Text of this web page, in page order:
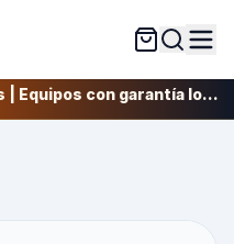
Ofertas por Fiestas Patrias | Equipos con garantía local y respaldo técnico real | Atención y envíos 24/7 | siempre listos para ayudarte | Únete a nuestra gran comunidad de riders SEGWAY